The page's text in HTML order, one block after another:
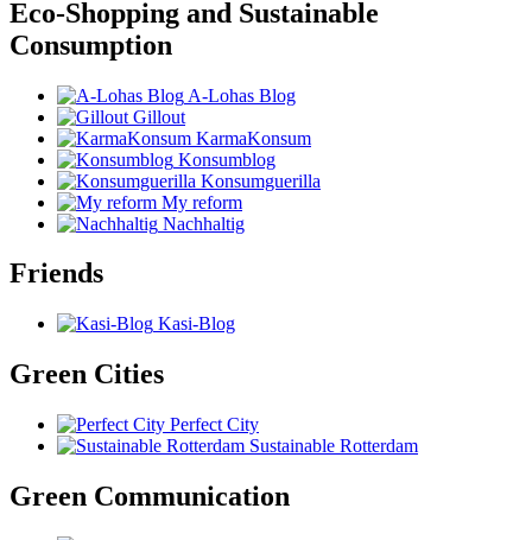
Eco-Shopping and Sustainable
Consumption
A-Lohas Blog
Gillout
KarmaKonsum
Konsumblog
Konsumguerilla
My reform
Nachhaltig
Friends
Kasi-Blog
Green Cities
Perfect City
Sustainable Rotterdam
Green Communication